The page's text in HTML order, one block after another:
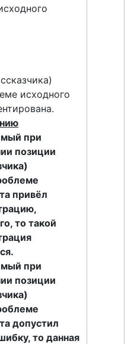
исходного
при
позиции
привёл
то такой
при
позиции
допустил
то данная